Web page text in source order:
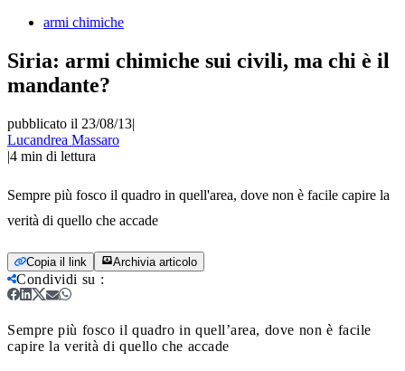
armi chimiche
Siria: armi chimiche sui civili, ma chi è il
mandante?
pubblicato il 23/08/13|
Lucandrea Massaro
|4 min di lettura
Sempre più fosco il quadro in quell'area, dove non è facile capire la
verità di quello che accade
Copia il link Archivia articolo
Condividi su :
Sempre più fosco il quadro in quell’area, dove non è facile
capire la verità di quello che accade